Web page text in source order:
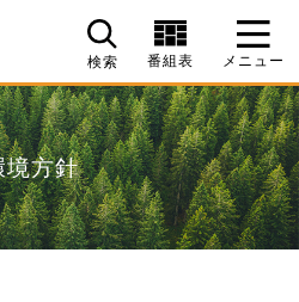
検索 番組表 メニュー
境方針